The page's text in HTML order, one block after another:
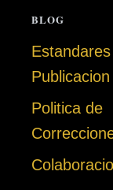
BLOG
Publicacion
Politica de